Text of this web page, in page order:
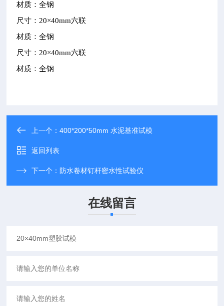
材质：全钢
尺寸： 20×40mm六联
材质：全钢
尺寸： 20×40mm六联
材质：全钢
上一个：400*200*50mm 水泥基准试模
返回列表
下一个： 防水卷材钉杆密水性试验仪
在线留言